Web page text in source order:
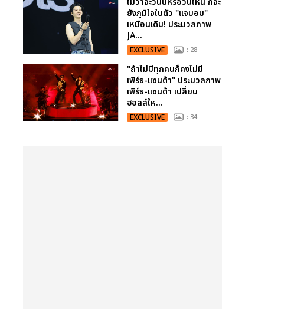
ยังภูมิใจในตัว "แจบอม"
เหมือนเดิม! ประมวลภาพ
JA...
EXCLUSIVE : 28
"ถ้าไม่มีทุกคนก็คงไม่มี
เพิร์ธ-แซนต้า" ประมวลภาพ
เพิร์ธ-แซนต้า เปลี่ยน
ฮอลล์ให...
EXCLUSIVE : 34